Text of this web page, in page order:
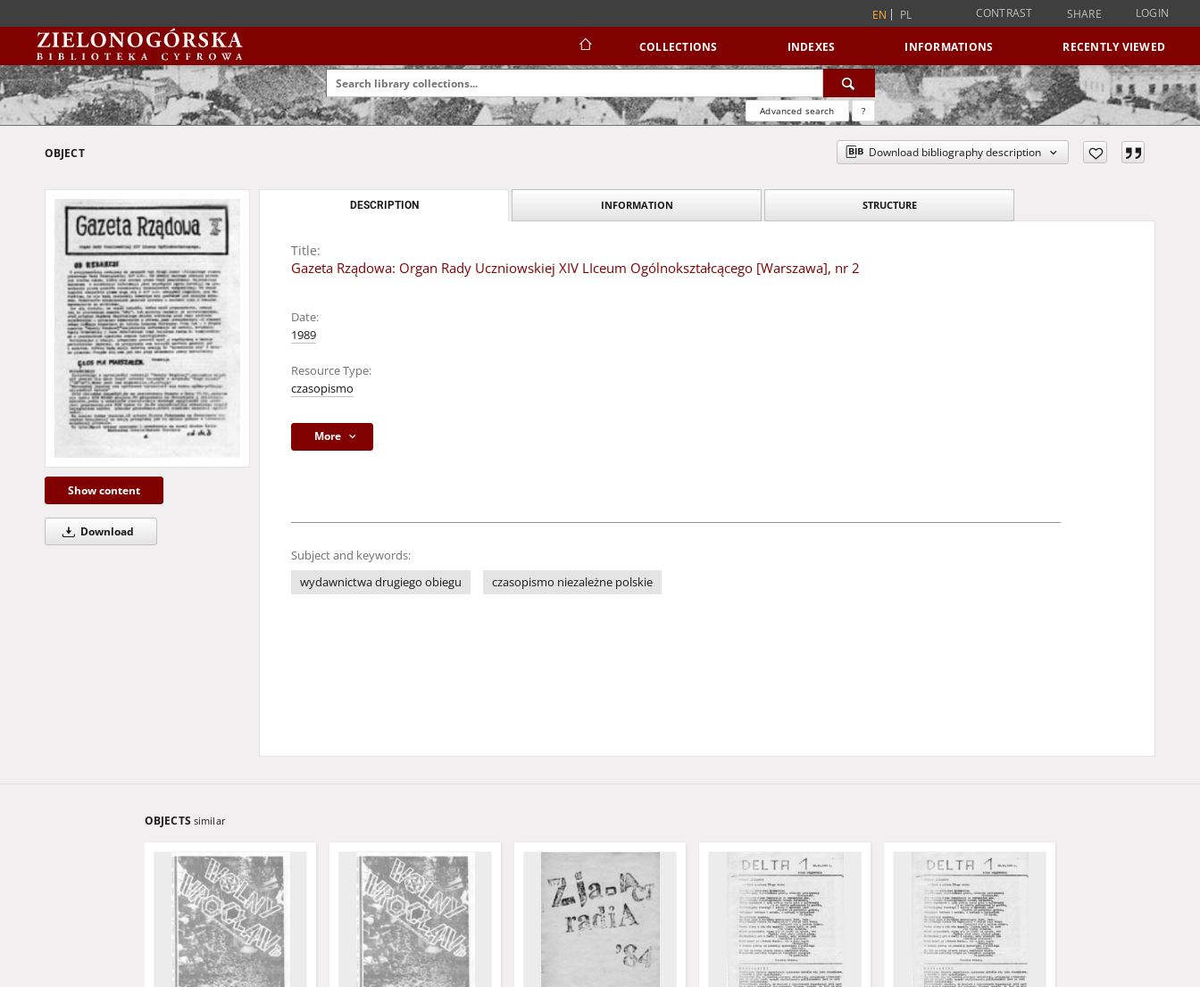
EN PL CONTRAST SHARE LOGIN
COLLECTIONS INDEXES INFORMATIONS RECENTLY VIEWED
Advanced search ?
OBJECT Download bibliography description
Show content
Download
DESCRIPTION INFORMATION STRUCTURE
Title:
Gazeta Rządowa: Organ Rady Uczniowskiej XIV LIceum Ogólnokształcącego [Warszawa], nr 2
Date:
1989
Resource Type:
czasopismo
More
Subject and keywords:
wydawnictwa drugiego obiegu
czasopismo niezależne polskie
OBJECTS similar